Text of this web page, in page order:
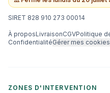
SIRET 828 910 273 00014
À proposLivraisonCGVPolitique
ConfidentialitéGérer mes cookies
ZONES D'INTERVENTION